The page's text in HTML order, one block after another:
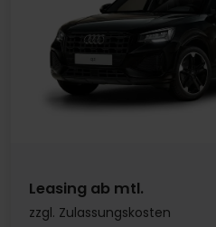
Leasing ab mtl.
zzgl. Zulassungskosten